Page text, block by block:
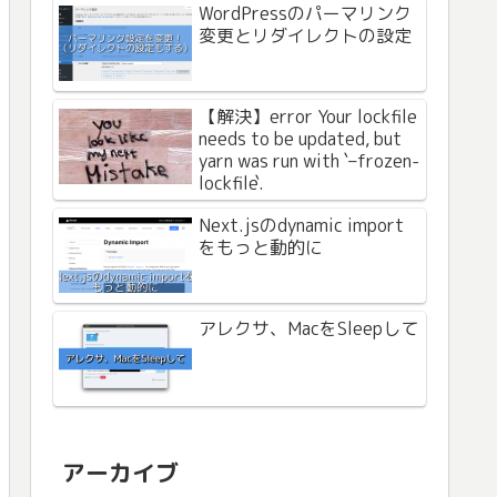
WordPressのパーマリンク
変更とリダイレクトの設定
【解決】error Your lockfile
needs to be updated, but
yarn was run with `–frozen-
lockfile`.
Next.jsのdynamic import
をもっと動的に
アレクサ、MacをSleepして
アーカイブ